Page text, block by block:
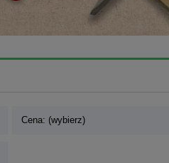
Cena: (wybierz)